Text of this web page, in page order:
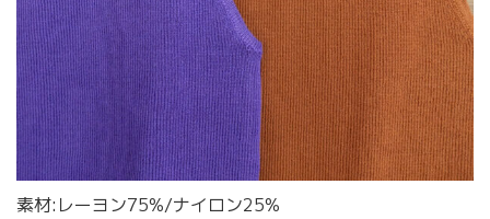
素材:レーヨン75%/ナイロン25%